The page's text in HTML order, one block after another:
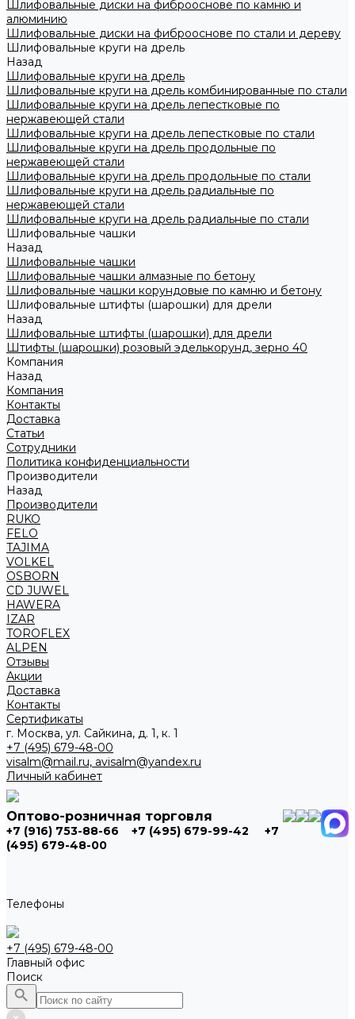
Шлифовальные диски на фиброоснове по камню и
алюминию
Шлифовальные диски на фиброоснове по стали и дереву
Шлифовальные круги на дрель
Назад
Шлифовальные круги на дрель
Шлифовальные круги на дрель комбинированные по стали
Шлифовальные круги на дрель лепестковые по
нержавеющей стали
Шлифовальные круги на дрель лепестковые по стали
Шлифовальные круги на дрель продольные по
нержавеющей стали
Шлифовальные круги на дрель продольные по стали
Шлифовальные круги на дрель радиальные по
нержавеющей стали
Шлифовальные круги на дрель радиальные по стали
Шлифовальные чашки
Назад
Шлифовальные чашки
Шлифовальные чашки алмазные по бетону
Шлифовальные чашки корундовые по камню и бетону
Шлифовальные штифты (шарошки) для дрели
Назад
Шлифовальные штифты (шарошки) для дрели
Штифты (шарошки) розовый эделькорунд, зерно 40
Компания
Назад
Компания
Контакты
Доставка
Статьи
Сотрудники
Политика конфиденциальности
Производители
Назад
Производители
RUKO
FELO
TAJIMA
VOLKEL
OSBORN
CD JUWEL
HAWERA
IZAR
TOROFLEX
ALPEN
Отзывы
Акции
Доставка
Контакты
Сертификаты
г. Москва, ул. Сайкина, д. 1, к. 1
+7 (495) 679-48-00
visalm@mail.ru, avisalm@yandex.ru
Личный кабинет
Оптово-розничная торговля
+7 (916) 753-88-66 +7 (495) 679-99-42
+7
(495) 679-48-00
Телефоны
+7 (495) 679-48-00
Главный офис
Поиск